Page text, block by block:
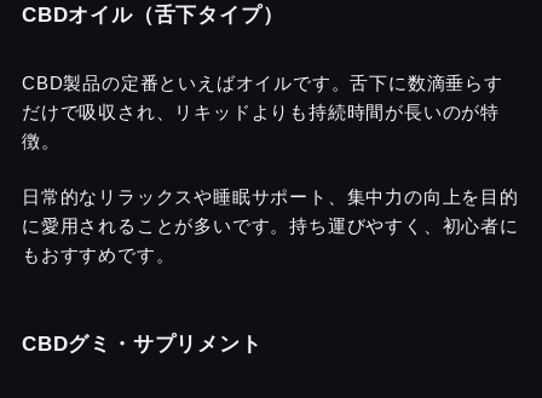
CBDオイル（舌下タイプ）
CBD製品の定番といえばオイルです。舌下に数滴垂らす
だけで吸収され、リキッドよりも持続時間が長いのが特
徴。
日常的なリラックスや睡眠サポート、集中力の向上を目的
に愛用されることが多いです。持ち運びやすく、初心者に
もおすすめです。
CBDグミ・サプリメント